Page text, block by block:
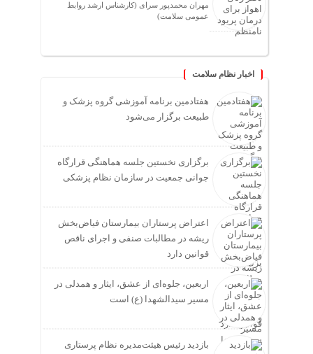
مهران محمدپور سرای (کارشناس ارشد روابط
عمومی سلامت)
اخبار نظام سلامت
هفتادمین برنامه آموزشی گروه پزشک و
طبیعت برگزار می‌شود
برگزاری نخستین جلسه هماهنگی قرارگاه
جوانی جمعیت در سازمان نظام پزشکی
اعتراض پرستاران بیمارستان فیاض‌بخش
ریشه در مطالبات صنفی و اجرای ناقص
قوانین دارد
اربعین، جلوه‌ای از عشق، ایثار و همدلی در
مسیر سیدالشهدا (ع) است
بازدید رئیس هیئت‌مدیره نظام پرستاری